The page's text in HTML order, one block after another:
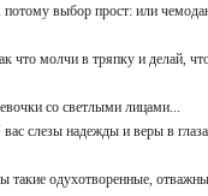
выбор прост: или
что молчи в тряпку и делай,
со светлыми лицами...
слезы надежды и веры в
такие одухотворенные,